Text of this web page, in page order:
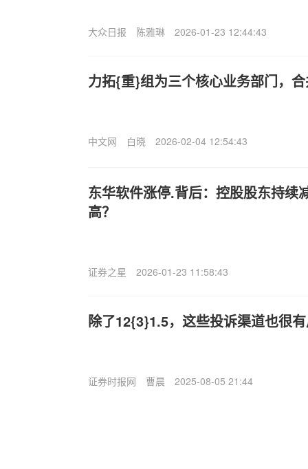
大众日报 陈雅琳 2026-01-23 12:44:43
力拓{重}组为三个核心业务部门，
中文网 白晓 2026-02-04 12:54:43
东华软件涨停.背后：控股股东持续
高？
证券之星 2026-01-23 11:58:43
除了12{3}1.5，这些投诉渠道也很
证券时报网 曹晨 2025-08-05 21:44